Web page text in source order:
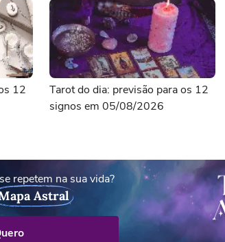
12
Tarot do dia: previsão para os 12
signos em 05/08/2026
repetem na sua vida?
Astral